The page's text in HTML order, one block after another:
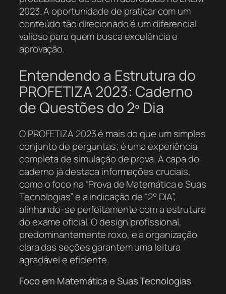
2023. A oportunidade de praticar com um
conteúdo tão direcionado é um diferencial
valioso para quem busca excelência e
aprovação.
Entendendo a Estrutura do
PROFETIZA 2023: Caderno
de Questões do 2º Dia
O PROFETIZA 2023 é mais do que um simples
conjunto de perguntas; é uma experiência
completa de simulação de prova. A capa do
caderno já destaca informações cruciais,
como o foco na “Prova de Matemática e Suas
Tecnologias” e a indicação de “2° DIA”,
alinhando-se perfeitamente com a estrutura
do exame oficial. O design profissional,
predominantemente roxo, e a organização
clara das seções garantem uma leitura
agradável e eficiente.
Foco em Matemática e Suas Tecnologias